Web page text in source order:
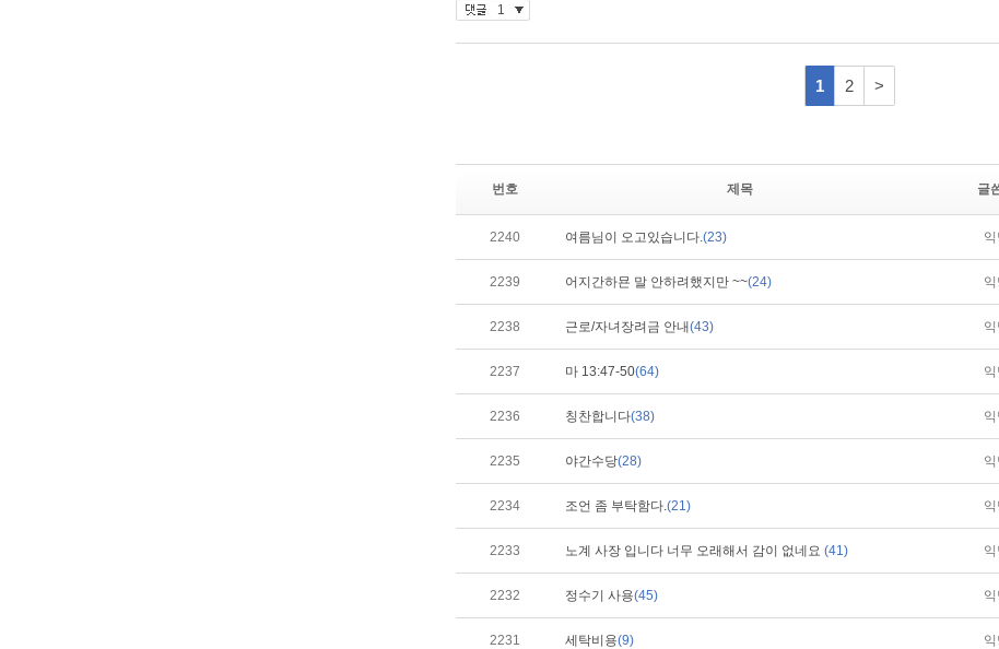
번호 제목 글
2240 여름님이 오고있습니다.(23) 익
2239 어지간하묜 말 안하려했지만 ~~(24) 익
2238 근로/자녀장려금 안내(43) 익
2237 마 13:47-50(64) 익
2236 칭찬합니다(38) 익
2235 야간수당(28) 익
2234 조언 좀 부탁함다.(21) 익
2233 노계 사장 입니다 너무 오래해서 감이 없네요 (41) 익
2232 정수기 사용(45) 익
2231 세탁비용(9) 익